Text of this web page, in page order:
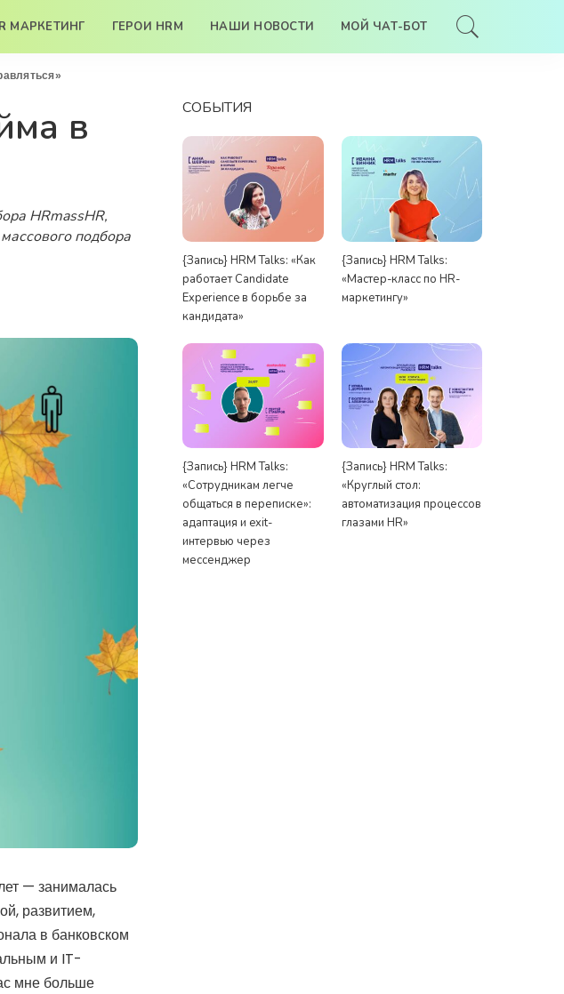
МАРКЕТИНГ ГЕРОИ HRM НАШИ НОВОСТИ МОЙ ЧАТ-БОТ
в
HRmassHR,
подбора
— занималась
развитием,
в банковском
и IT-
мне больше
СОБЫТИЯ
{Запись} HRM Talks: «Как
работает Candidate
Experience в борьбе за
кандидата»
{Запись} HRM Talks:
«Мастер-класс по HR-
маркетингу»
{Запись} HRM Talks:
«Сотрудникам легче
общаться в переписке»:
адаптация и exit-
интервью через
мессенджер
{Запись} HRM Talks:
«Круглый стол:
автоматизация процессов
глазами HR»